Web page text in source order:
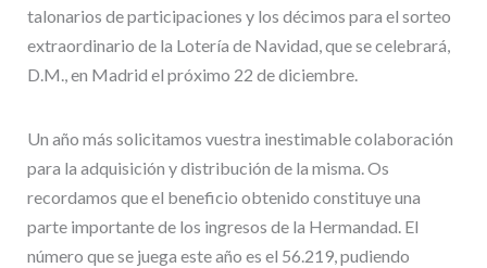
talonarios de participaciones y los décimos para el sorteo
extraordinario de la Lotería de Navidad, que se celebrará,
D.M., en Madrid el próximo 22 de diciembre.
Un año más solicitamos vuestra inestimable colaboración
para la adquisición y distribución de la misma. Os
recordamos que el beneficio obtenido constituye una
parte importante de los ingresos de la Hermandad. El
número que se juega este año es el 56.219, pudiendo